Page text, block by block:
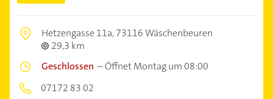
Hetzengasse 11a,73116 Wäschenbeuren
29,3 km
Geschlossen –Öffnet Montag um 08:00
07172 83 02